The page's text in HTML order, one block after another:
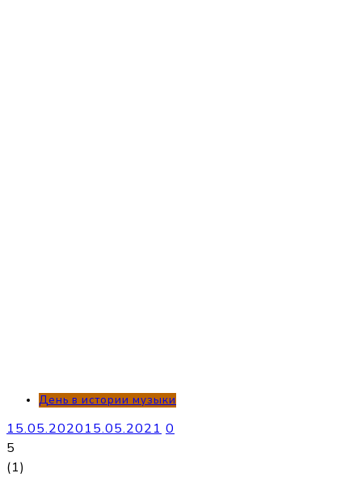
День в истории музыки
15.05.202015.05.2021 0
5
(1)